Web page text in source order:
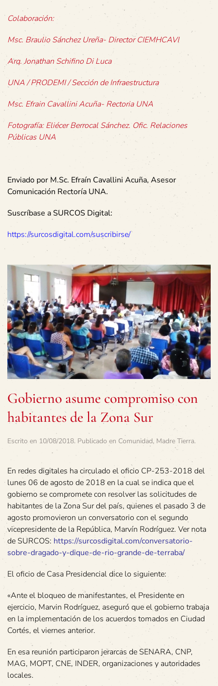
Colaboración:
Msc. Braulio Sánchez Ureña- Director CIEMHCAVI
Arq. Jonathan Schifino Di Luca
UNA / PRODEMI / Sección de Infraestructura
Msc. Efrain Cavallini Acuña- Rectoria UNA
Fotografía: Eliécer Berrocal Sánchez. Ofic. Relaciones
Públicas UNA
Enviado por M.Sc. Efraín Cavallini Acuña, Asesor
Comunicación Rectoría UNA.
Suscríbase a SURCOS Digital:
https://surcosdigital.com/suscribirse/
Gobierno asume compromiso con
habitantes de la Zona Sur
Escrito en 10/08/2018. Publicado en Comunidad, Madre Tierra.
En redes digitales ha circulado el oficio CP-253-2018 del
lunes 06 de agosto de 2018 en la cual se indica que el
gobierno se compromete con resolver las solicitudes de
habitantes de la Zona Sur del país, quienes el pasado 3 de
agosto promovieron un conversatorio con el segundo
vicepresidente de la República, Marvín Rodríguez. Ver nota
de SURCOS: https://surcosdigital.com/conversatorio-
sobre-dragado-y-dique-de-rio-grande-de-terraba/
El oficio de Casa Presidencial dice lo siguiente:
«Ante el bloqueo de manifestantes, el Presidente en
ejercicio, Marvin Rodríguez, aseguró que el gobierno trabaja
en la implementación de los acuerdos tomados en Ciudad
Cortés, el viernes anterior.
En esa reunión participaron jerarcas de SENARA, CNP,
MAG, MOPT, CNE, INDER, organizaciones y autoridades
locales.